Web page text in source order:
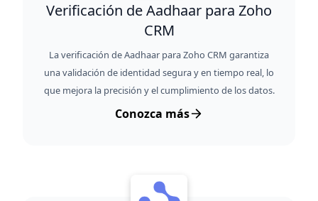
Verificación de Aadhaar para Zoho
CRM
La verificación de Aadhaar para Zoho CRM garantiza
una validación de identidad segura y en tiempo real, lo
que mejora la precisión y el cumplimiento de los datos.
Conozca más